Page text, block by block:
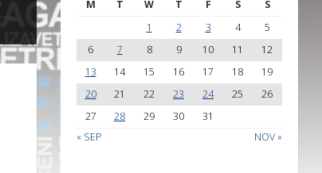
M
T W T F S S
« SEP NOV »
1 2 3 4
5
6
7 8 9 10 11
12
13
14 15 16 17 18
19
20
21 22 23 24 25
26
27
28 29 30 31